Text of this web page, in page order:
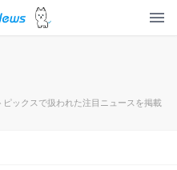
ックスで扱われた注目ニュースを掲載